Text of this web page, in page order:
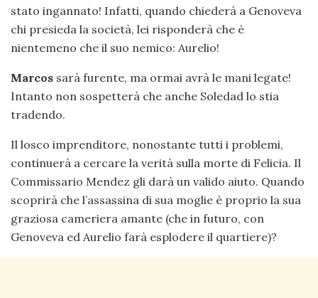
stato ingannato! Infatti, quando chiederà a Genoveva
chi presieda la società, lei risponderà che è
nientemeno che il suo nemico: Aurelio!
Marcos sarà furente, ma ormai avrà le mani legate!
Intanto non sospetterà che anche Soledad lo stia
tradendo.
Il losco imprenditore, nonostante tutti i problemi,
continuerà a cercare la verità sulla morte di Felicia. Il
Commissario Mendez gli darà un valido aiuto. Quando
scoprirà che l’assassina di sua moglie è proprio la sua
graziosa cameriera amante (che in futuro, con
Genoveva ed Aurelio farà esplodere il quartiere)?